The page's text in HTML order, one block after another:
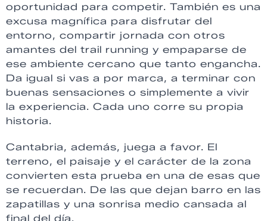
oportunidad para competir. También es una
excusa magnífica para disfrutar del
entorno, compartir jornada con otros
amantes del trail running y empaparse de
ese ambiente cercano que tanto engancha.
Da igual si vas a por marca, a terminar con
buenas sensaciones o simplemente a vivir
la experiencia. Cada uno corre su propia
historia.
Cantabria, además, juega a favor. El
terreno, el paisaje y el carácter de la zona
convierten esta prueba en una de esas que
se recuerdan. De las que dejan barro en las
zapatillas y una sonrisa medio cansada al
final del día.